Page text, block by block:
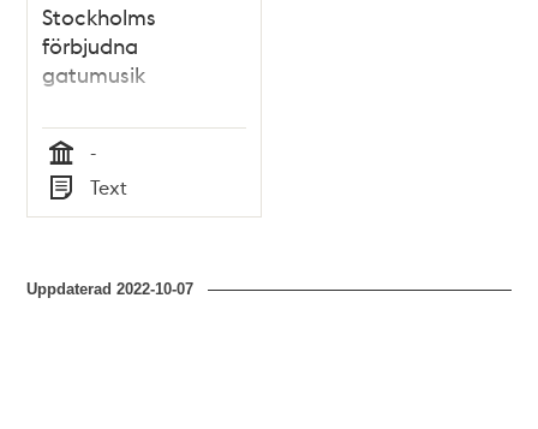
Stockholms
förbjudna
gatumusik
Tid
-
Typ
Text
Uppdaterad2022-10-07